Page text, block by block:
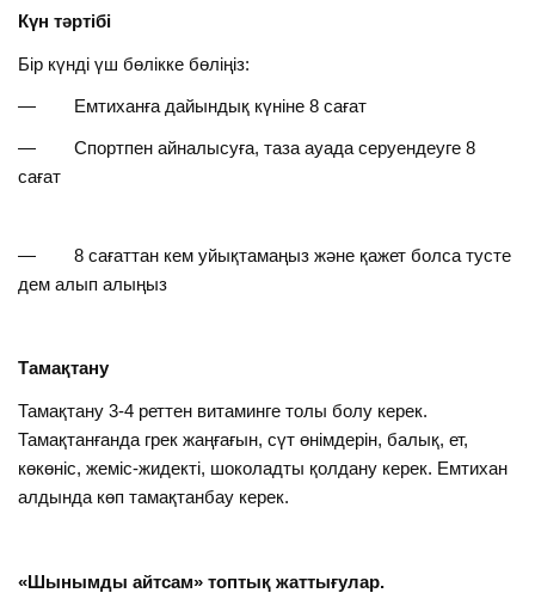
Күн тәртібі
Бір күнді үш бөлікке бөліңіз:
— Емтиханға дайындық күніне 8 сағат
— Спортпен айналысуға, таза ауада серуендеуге 8
сағат
— 8 сағаттан кем уйықтамаңыз және қажет болса тусте
дем алып алыңыз
Тамақтану
Тамақтану 3-4 реттен витаминге толы болу керек.
Тамақтанғанда грек жаңғағын, сүт өнімдерін, балық, ет,
көкөніс, жеміс-жидекті, шоколадты қолдану керек. Емтихан
алдында көп тамақтанбау керек.
«Шынымды айтсам» топтық жаттығулар.